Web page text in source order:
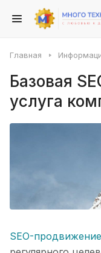
Главная
Базовая
услуга
SEO-продвижение